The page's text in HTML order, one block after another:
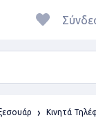
Κινητά